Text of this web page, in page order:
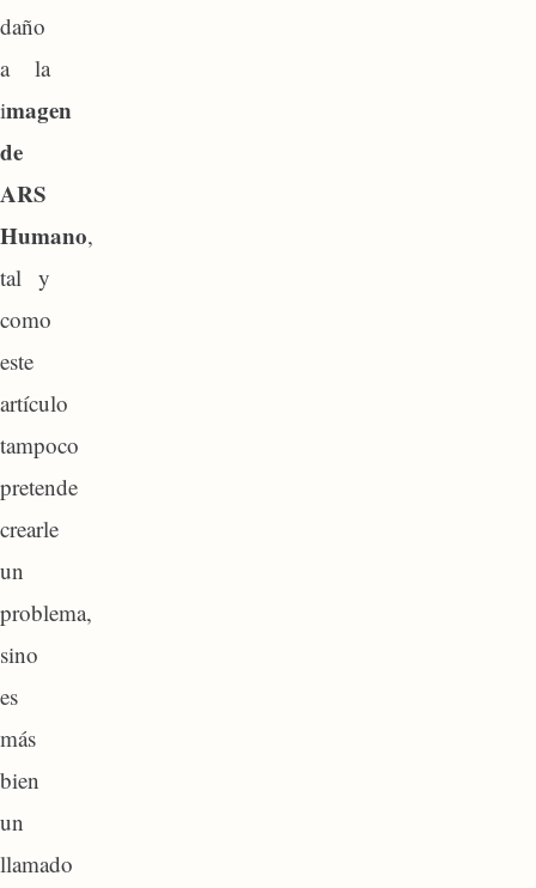
daño
a la
imagen
de
ARS
Humano,
tal y
como
este
artículo
tampoco
pretende
crearle
un
problema,
sino
es
más
bien
un
llamado